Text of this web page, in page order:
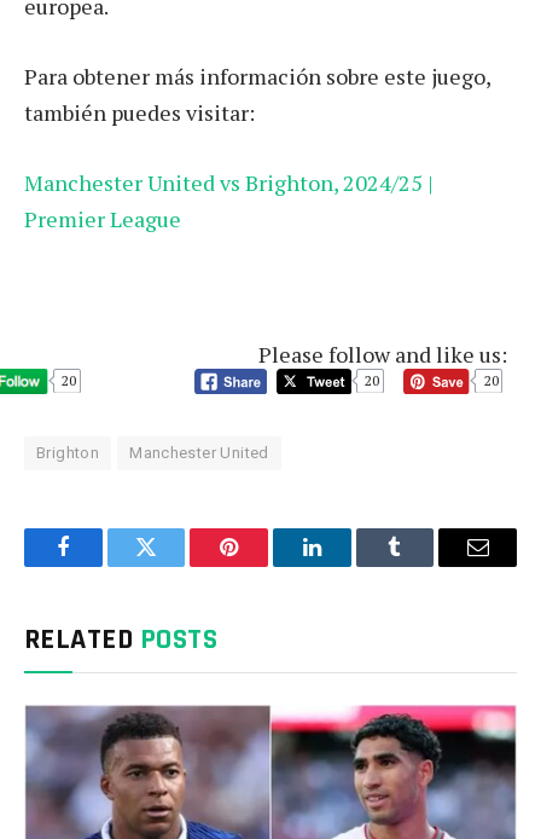
europea.
Para obtener más información sobre este juego,
también puedes visitar:
Manchester United vs Brighton, 2024/25 |
Premier League
Please follow and like us:
20 20 20
Brighton Manchester United
FacebookTwitter Pinterest LinkedInTumblr Email
RELATED POSTS